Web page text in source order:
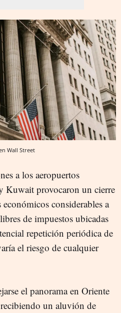
Wall Street
a los aeropuertos
Kuwait provocaron un cierre
considerables a
de impuestos ubicadas
repetición periódica de
el riesgo de cualquier
el panorama en Oriente
un aluvión de